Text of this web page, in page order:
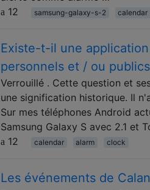
12
samsung-galaxy-s-2 calendar
Existe-t-il une
personnels et / ou
Verrouillé . Cette question et
une signification historique. Il
Sur mes téléphones Android
Samsung Galaxy S avec 2.1 et
12
calendar alarm clock
Les événements de